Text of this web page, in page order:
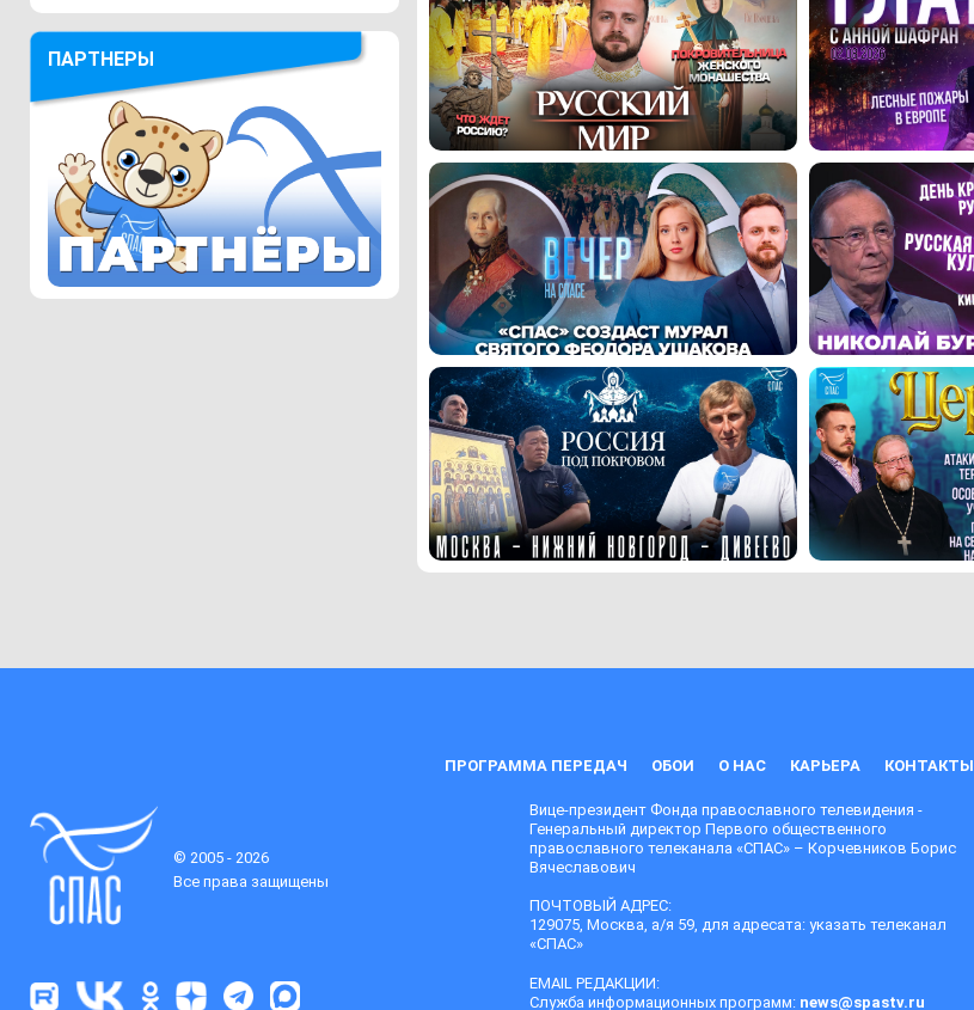
ПАРТНЕРЫ
ПРОГРАММА ПЕРЕДАЧ ОБОИ О НАС КАРЬЕРА КОНТАКТЫ
© 2005 - 2026
Все права защищены
Вице-президент Фонда православного телевидения -
Генеральный директор Первого общественного
православного телеканала «СПАС» – Корчевников Борис
Вячеславович
ПОЧТОВЫЙ АДРЕС:
129075, Москва, а/я 59, для адресата: указать телеканал
«СПАС»
EMAIL РЕДАКЦИИ:
Служба информационных программ: news@spastv.ru